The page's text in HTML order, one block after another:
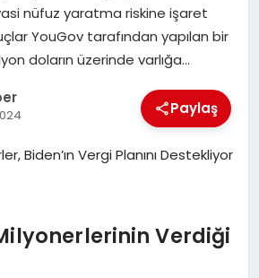
nüfuz yaratma riskine işaret
YouGov tarafından yapılan bir
doların üzerinde varlığa…
Paylaş
Verdiği